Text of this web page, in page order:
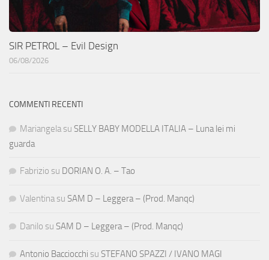
SIR PETROL – Evil Design
06/08/2026
COMMENTI RECENTI
Mariangela su SELLY BABY MODELLA ITALIA – Luna lei mi
guarda
Fabrizio su DORIAN O. A. – Tao
Valentina su SAM D – Leggera – (Prod. Manqc)
Danilo su SAM D – Leggera – (Prod. Manqc)
Antonio Bacciocchi su STEFANO SPAZZI / IVANO MAGI